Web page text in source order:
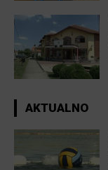
AKTUALNO